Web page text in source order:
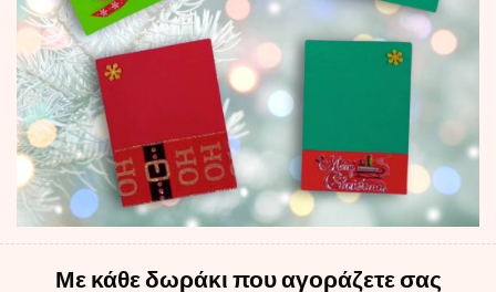
Με κάθε δωράκι που αγοράζετε σας